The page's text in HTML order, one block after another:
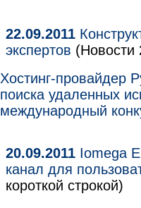
22.09.2011
экспертов (Новости
Хостинг-провайдер
поиска удаленных
международный
20.09.2011 Iomega
канал для
короткой строкой)